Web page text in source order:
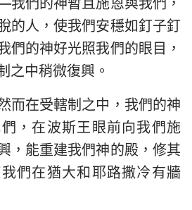
們的神暫且施恩與我們，
的人，使我們安穩如釘子釘
們的神好光照我們的眼目，
之中稍微復興。
而在受轄制之中，我們的神
，在波斯王眼前向我們施
，能重建我們神的殿，修其
們在猶大和耶路撒冷有牆